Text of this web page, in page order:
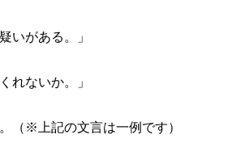
いがある。」
れないか。」
（※上記の文言は一例です）